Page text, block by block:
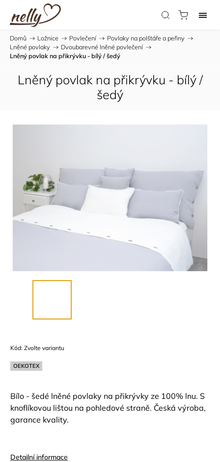
Domů / Ložnice / Povlečení / Povlaky na polštáře a peřiny /
Lněné povlaky / Dvoubarevné lněné povlečení /
Lněný povlak na přikrývku - bílý / šedý
Lněný povlak na přikrývku - bílý /
šedý
Kód: Zvolte variantu
OEKOTEX
Bílo - šedé lněné povlaky na přikrývky ze 100% lnu. S
knoflíkovou lištou na pohledové straně. Česká výroba,
garance kvality.
Detailní informace